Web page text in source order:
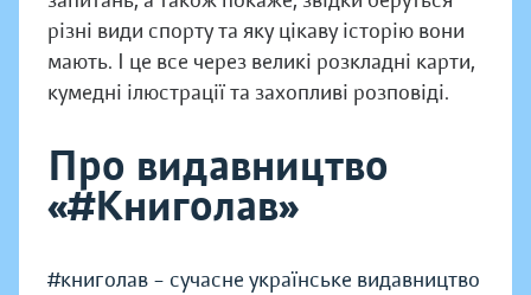
різні види спорту та яку цікаву історію вони
мають. І це все через великі розкладні карти,
кумедні ілюстрації та захопливі розповіді.
Про видавництво
«#Книголав»
#книголав – сучасне українське видавництво